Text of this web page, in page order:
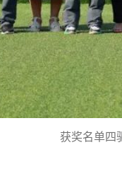
获奖名单四